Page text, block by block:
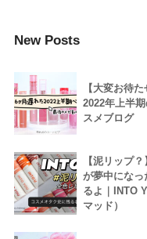
New Posts
【大変お待
2022年上半
スメブログ
【泥リップ
が夢中になっ
るよ｜INTO
マッド）